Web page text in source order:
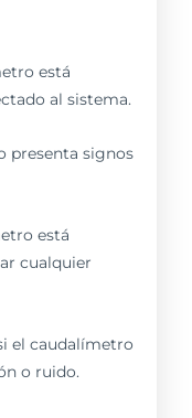
está
al sistema.
presenta signos
está
cualquier
el caudalímetro
o ruido.